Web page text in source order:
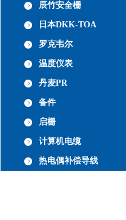
辰竹安全栅
日本DKK-TOA
罗克韦尔
温度仪表
丹麦PR
备件
启栅
计算机电缆
热电偶补偿导线